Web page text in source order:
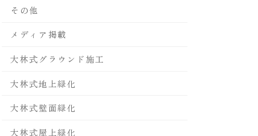
その他
メディア掲載
大林式グラウンド施工
大林式地上緑化
大林式壁面緑化
大林式屋上緑化